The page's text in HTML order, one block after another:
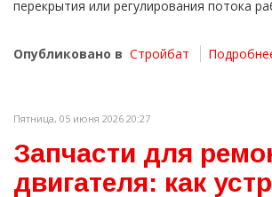
перекрытия или регулирования потока
Опубликовано в Стройбат
Пятница, 05 июня 2026 20:27
Запчасти для
двигателя: как